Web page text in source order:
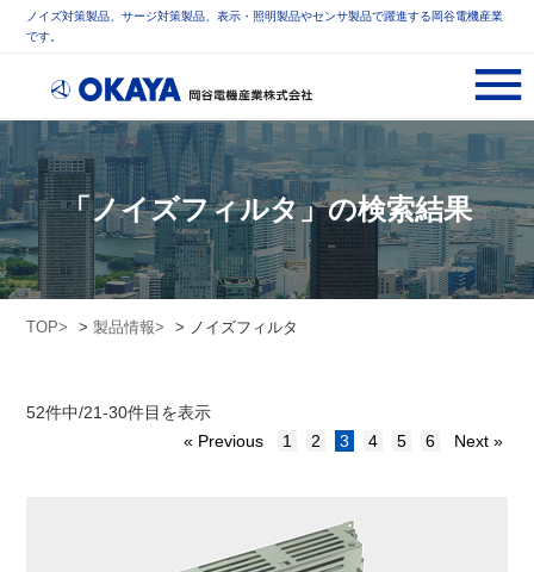
ノイズ対策製品、サージ対策製品、表示・照明製品やセンサ製品で躍進する岡谷電機産業
です。
「ノイズフィルタ」の検索結果
TOP >製品情報 > ノイズフィルタ
52件中/21-30件目を表示
« Previous
1 2 3 4 5 6 Next »